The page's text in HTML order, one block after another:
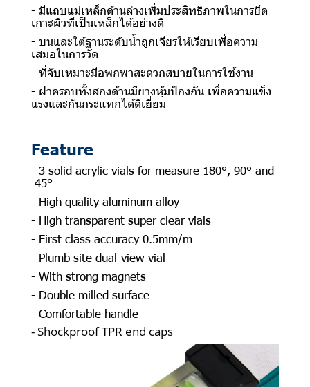
- มีแถบแม่เหล็กด้านล่างเพิ่มประสิทธิภาพในการยึด
เกาะผิวที่เป็นเหล็กได้อย่างดี
- บนและใต้ฐานระดับน้ำถูกเจียรให้เรียบเพื่อความ
เสมอในการวัด
- ที่จับเหมาะมือพกพาสะดวกสบายในการใช้งาน
- ฝาครอบทั้งสองด้านมียางหุ้มป้องกัน เพื่อความแข็ง
แรงและกันกระแทกได้ดีเยี่ยม
Feature
- 3 solid acrylic vials for measure 180°, 90° and
45°
- High quality aluminum alloy
- High transparent super clear vials
- First class accuracy 0.5mm/m
- Plumb site dual-view vial
- With strong magnets
- Double milled surface
- Comfortable handle
- Shockproof TPR end caps